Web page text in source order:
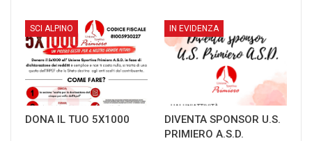
SCI ALPINO
DONA IL TUO 5X1000
IN EVIDENZA
DIVENTA SPONSOR U.S.
PRIMIERO A.S.D.